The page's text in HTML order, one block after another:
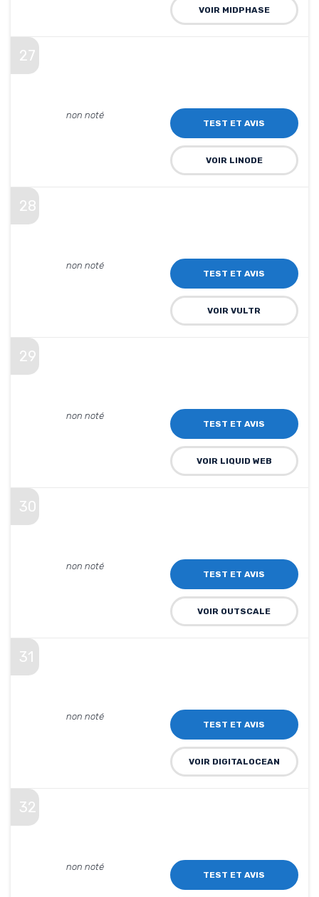
VOIR MIDPHASE
27
non noté
TEST ET AVIS
VOIR LINODE
28
non noté
TEST ET AVIS
VOIR VULTR
29
non noté
TEST ET AVIS
VOIR LIQUID WEB
30
non noté
TEST ET AVIS
VOIR OUTSCALE
31
non noté
TEST ET AVIS
VOIR DIGITALOCEAN
32
non noté
TEST ET AVIS